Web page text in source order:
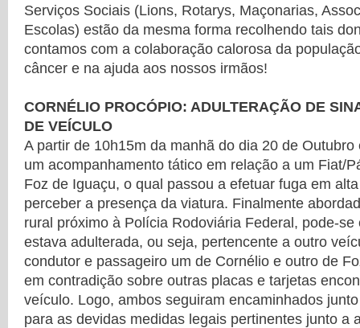
Serviços Sociais (Lions, Rotarys, Maçonarias,
Escolas) estão da mesma forma recolhendo tais
contamos com a colaboração calorosa da
câncer e na ajuda aos nossos irmãos!
CORNÉLIO PROCÓPIO: ADULTERAÇÃO DE
DE VEÍCULO
A partir de 10h15m da manhã do dia 20 de
um acompanhamento tático em relação a um Fiat/
Foz de Iguaçu, o qual passou a efetuar fuga em
perceber a presença da viatura. Finalmente
rural próximo à Polícia Rodoviária Federal, pode-
estava adulterada, ou seja, pertencente a outro
condutor e passageiro um de Cornélio e outro de
em contradição sobre outras placas e tarjetas
veículo. Logo, ambos seguiram encaminhados
para as devidas medidas legais pertinentes junto a